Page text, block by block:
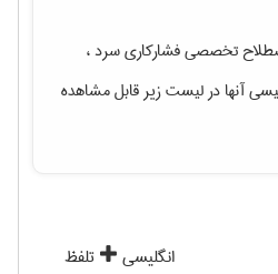
تخصصیفشارکاری سرد ،
آنها در لیست زیر قابل مشاهده
انگلیسی
تلفظ